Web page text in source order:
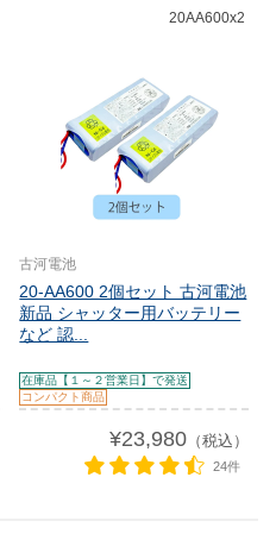
20AA600x2
古河電池
20-AA600 2個セット 古河電池
新品 シャッター用バッテリー
など 認...
在庫品【１～２営業日】で発送
コンパクト商品
¥23,980（税込）
24件